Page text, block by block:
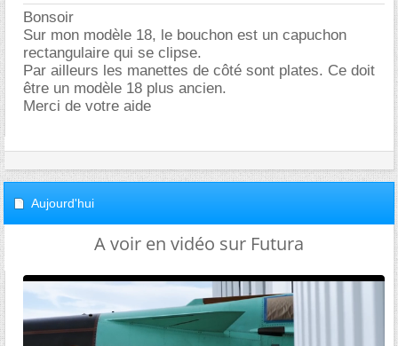
Bonsoir
Sur mon modèle 18, le bouchon est un capuchon
rectangulaire qui se clipse.
Par ailleurs les manettes de côté sont plates. Ce doit
être un modèle 18 plus ancien.
Merci de votre aide
Aujourd'hui
A voir en vidéo sur Futura